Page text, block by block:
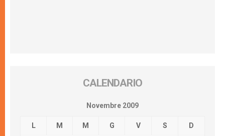
CALENDARIO
Novembre 2009
L M M G V S D